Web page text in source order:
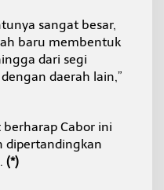
sangat besar,
baru membentuk
dari segi
daerah lain,”
Cabor ini
dipertandingkan
(*)